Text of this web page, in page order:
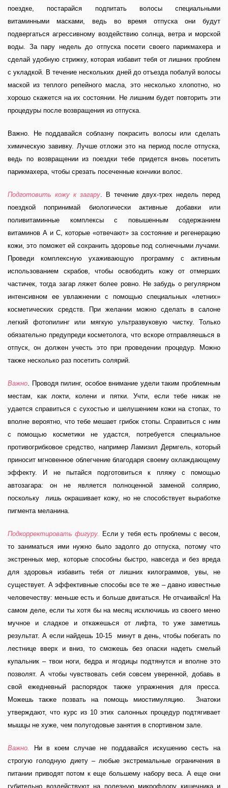
поездке, постарайся подпитать волосы специальными
витаминными масками, ведь во время отпуска они будут
подвергаться агрессивному воздействию солнца, ветра и морской
воды. За пару недель до отпуска посети своего парикмахера и
сделай удобную стрижку, которая избавит тебя от лишних проблем
с укладкой. В течение нескольких дней до отъезда побалуй волосы
маской из теплого репейного масла, это несколько хлопотно, но
хорошо скажется на их состоянии. Не лишним будет повторить эти
процедуры после возвращения из отпуска.
Важно. Не поддавайся соблазну покрасить волосы или сделать
химическую завивку. Лучше отложи это на период после отпуска,
ведь по возвращении из поездки тебе придется вновь посетить
парикмахера, чтобы срезать посеченные кончики волос.
Подготовить кожу к загару. В течение двух-трех недель перед
поездкой попринимай биологически активные добавки или
поливитаминные комплексы с повышенным содержанием
витаминов А и С, которые «отвечают» за состояние и регенерацию
кожи, это поможет ей сохранить здоровье под солнечными лучами.
Проведи комплексную ухаживающую программу с активным
использованием скрабов, чтобы освободить кожу от отмерших
частичек, тогда загар ляжет более ровно. Не забудь о регулярном
интенсивном ее увлажнении с помощью специальных «летних»
косметических средств. При желании можно сделать в салоне
легкий фотопилинг или мягкую ультразвуковую чистку. Только
обязательно предупреди косметолога, что вскоре отправляешься в
отпуск, он должен учесть это при проведении процедур. Можно
также несколько раз посетить солярий.
Важно. Проводя пилинг, особое внимание удели таким проблемным
местам, как локти, колени и пятки. Учти, если тебе никак не
удается справиться с сухостью и шелушением кожи на стопах, то
вполне вероятно, что тебе мешает грибок стопы. Справиться с ним
с помощью косметики не удастся, потребуется специальное
противогрибковое средство, например Ламизил Дермгель, который
приносит мгновенное облегчение благодаря своему охлаждающему
эффекту. И не пытайся подготовиться к пляжу с помощью
автозагара: он не является полноценной заменой солярию,
поскольку лишь окрашивает кожу, но не способствует выработке
пигмента меланина.
Подкорректировать фигуру.
Если у тебя есть проблемы с весом,
то заниматься ими нужно было задолго до отпуска, потому что
экстренных мер, которые способны быстро, навсегда и без вреда
для здоровья избавить тебя от лишних килограммов, увы, не
существует. А эффективные способы все те же – давно известные
человечеству: меньше есть и больше двигаться. Не отчаивайся! На
самом деле, если ты хотя бы на месяц исключишь из своего меню
мучное и сладкое и откажешься от лифта, то уже заметишь
результат. А если найдешь 10-15 минут в день, чтобы побегать по
лестнице вверх и вниз, то сможешь без опаски надеть смелый
купальник – твои ноги, бедра и ягодицы подтянутся и вполне это
позволят. А чтобы чувствовать себя совсем уверенной, добавь в
свой ежедневный распорядок также упражнения для пресса.
Можешь также позвать на помощь миостимуляцию. Знатоки
утверждают, что курс из 10 этих салонных процедур подтягивает
мышцы не хуже, чем полугодовые занятия в спортивном зале.
Важно.
Ни в коем случае не поддавайся искушению сесть на
строгую голодную диету – любые экстремальные ограничения в
питании приводят потом к еще большему набору веса. А еще они
губительно воздействуют на полезную микрофлору кишечника и